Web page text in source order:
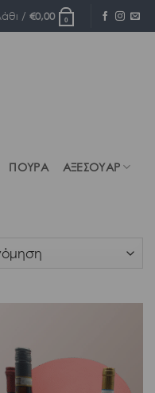
/€0,00 0
ΠΟΥΡΑ ΑΞΕΣΟΥΑΡ